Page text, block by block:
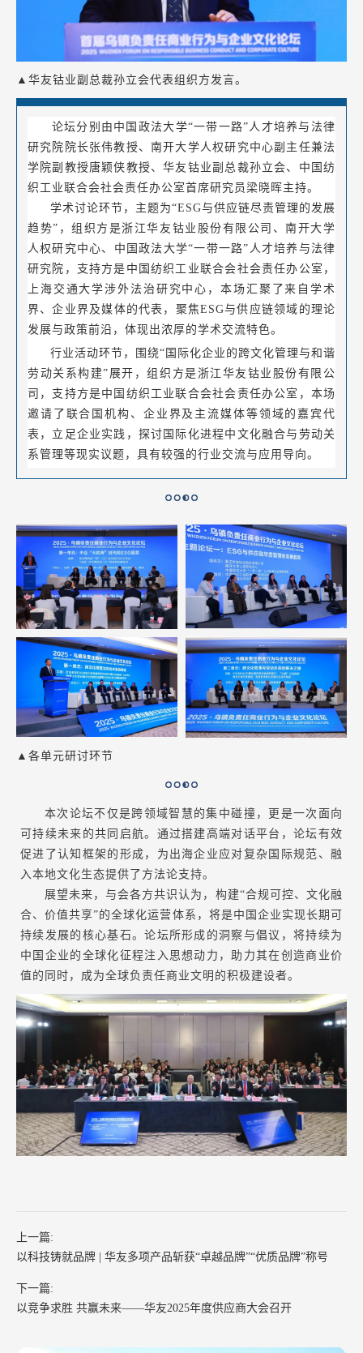
▲华友钴业副总裁孙立会代表组织方发言。
论坛分别由中国政法大学“一带一路”人才培养与法律
研究院院长张伟教授、南开大学人权研究中心副主任兼法
学院副教授唐颖侠教授、华友钴业副总裁孙立会、中国纺
织工业联合会社会责任办公室首席研究员梁晓晖主持。
学术讨论环节，主题为“ESG与供应链尽责管理的发展
趋势”，组织方是浙江华友钴业股份有限公司、南开大学
人权研究中心、中国政法大学“一带一路”人才培养与法律
研究院，支持方是中国纺织工业联合会社会责任办公室，
上海交通大学涉外法治研究中心，本场汇聚了来自学术
界、企业界及媒体的代表，聚焦ESG与供应链领域的理论
发展与政策前沿，体现出浓厚的学术交流特色。
行业活动环节，围绕“国际化企业的跨文化管理与和谐
劳动关系构建”展开，组织方是浙江华友钴业股份有限公
司，支持方是中国纺织工业联合会社会责任办公室，本场
邀请了联合国机构、企业界及主流媒体等领域的嘉宾代
表，立足企业实践，探讨国际化进程中文化融合与劳动关
系管理等现实议题，具有较强的行业交流与应用导向。
▲各单元研讨环节
本次论坛不仅是跨领域智慧的集中碰撞，更是一次面向
可持续未来的共同启航。通过搭建高端对话平台，论坛有效
促进了认知框架的形成，为出海企业应对复杂国际规范、融
入本地文化生态提供了方法论支持。
展望未来，与会各方共识认为，构建“合规可控、文化融
合、价值共享”的全球化运营体系，将是中国企业实现长期可
持续发展的核心基石。论坛所形成的洞察与倡议，将持续为
中国企业的全球化征程注入思想动力，助力其在创造商业价
值的同时，成为全球负责任商业文明的积极建设者。
上一篇:
以科技铸就品牌 | 华友多项产品斩获“卓越品牌”“优质品牌”称号
下一篇:
以竞争求胜 共赢未来——华友2025年度供应商大会召开